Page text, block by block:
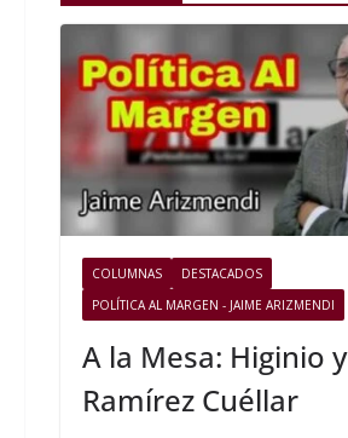
COLUMNAS
DESTACADOS
POLÍTICA AL MARGEN - JAIME ARIZMENDI
A la Mesa: Higinio y
Ramírez Cuéllar